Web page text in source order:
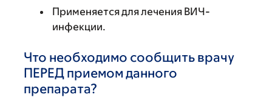
Применяется для лечения ВИЧ-
инфекции.
Что необходимо сообщить врачу
ПЕРЕД приемом данного
препарата?